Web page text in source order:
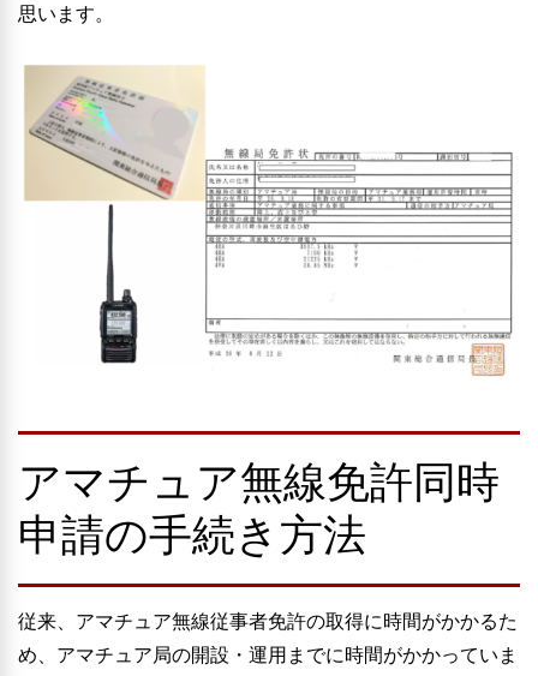
思います。
アマチュア無線免許同時
申請の手続き方法
従来、アマチュア無線従事者免許の取得に時間がかかるた
め、アマチュア局の開設・運用までに時間がかかっていま